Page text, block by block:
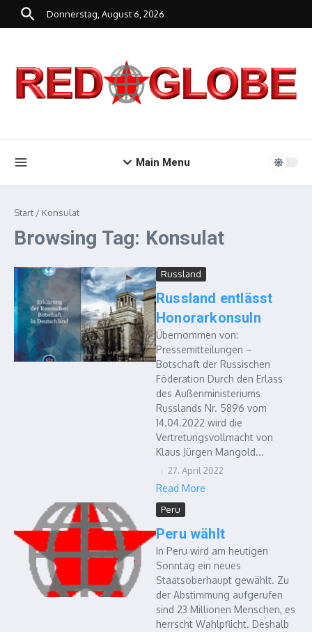
Zum Inhalt springen
Donnerstag, August 6, 2026
Main Menu
Start / Konsulat
Browsing Tag: Konsulat
Russland
Russland entlässt
Honorarkonsuln
Übernommen von:
Pressemitteilungen –
Botschaft der Russischen
Föderation Durch den Erlass
des Außenministeriums
Russlands Nr. 5896 vom
14.04.2022 wird die
Vertretungsvollmacht von
Klaus Jürgen Mangold...
27. April 2022
Read More
Peru
Peru wählt
In Peru wird am heutigen
Sonntag ein neues
Staatsoberhaupt gewählt. Zu
der Abstimmung aufgerufen
sind 23 Millionen Menschen, es
herrscht Wahlpflicht. Deshalb